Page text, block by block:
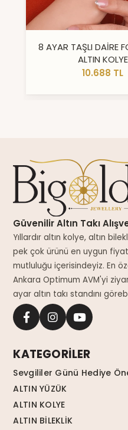
8 AYAR TAŞLI DAİRE
ALTIN KOLYE
10.688 TL
Güvenilir Altın Takı
Yıllardır altın kolye, altın
pek çok ürünü en uygun
mutluluğu içerisindeyiz. En
Ankara Optimum AVM'yi
ayar altın takı standını
KATEGORİLER
Sevgililer Günü Hediye
ALTIN YÜZÜK
ALTIN KOLYE
ALTIN BİLEKLİK